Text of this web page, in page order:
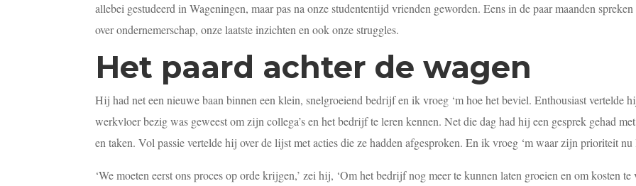
allebei gestudeerd in Wageningen, maar pas na onze studententijd vrienden geworden. Eens in de paar maanden
over ondernemerschap, onze laatste inzichten en ook onze struggles.
Het paard achter de wagen
Hij had net een nieuwe baan binnen een klein, snelgroeiend bedrijf en ik vroeg ‘m hoe het beviel. Enthousiast vertelde
werkvloer bezig was geweest om zijn collega’s en het bedrijf te leren kennen. Net die dag had hij een gesprek gehad
en taken. Vol passie vertelde hij over de lijst met acties die ze hadden afgesproken. En ik vroeg ‘m waar zijn prioriteit nu
‘We moeten eerst ons proces op orde krijgen,’ zei hij, ‘Om het bedrijf nog meer te kunnen laten groeien en om kosten